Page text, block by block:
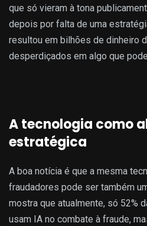
que só vieram à tona
depois por falta de uma
resultou em bilhões de dinheiro
desperdiçados em algo que
A tecnologia como
estratégica
A boa notícia é que a mesma
fraudadores pode ser também
mostra que atualmente, só 52%
usam IA no combate à fraude,